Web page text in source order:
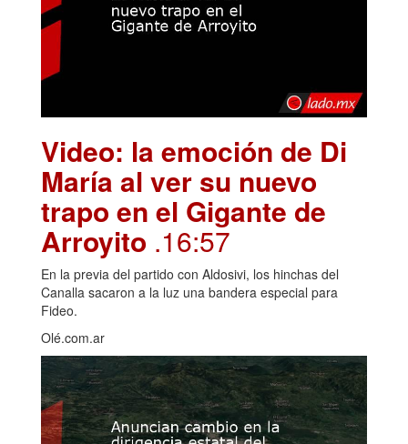
Video: la emoción de Di
María al ver su nuevo
trapo en el Gigante de
Arroyito .16:57
En la previa del partido con Aldosivi, los hinchas del
Canalla sacaron a la luz una bandera especial para
Fideo.
Olé.com.ar